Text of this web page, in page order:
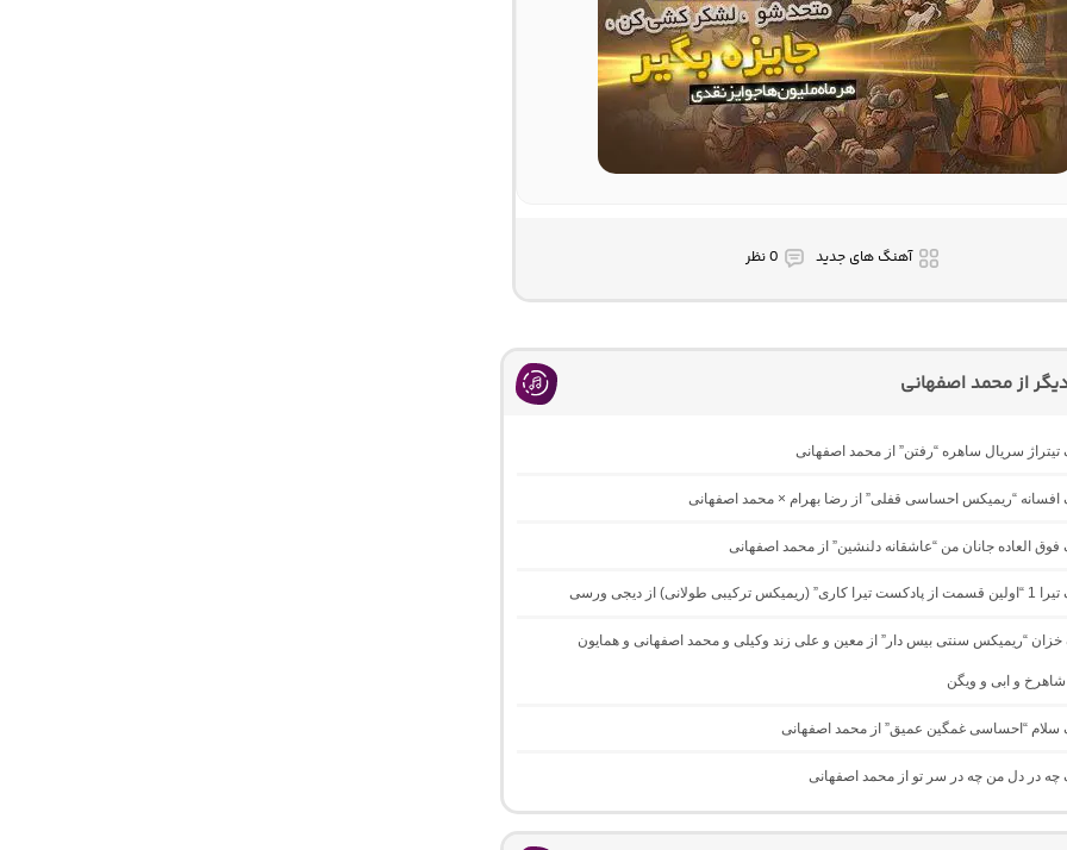
آهنگ های جدید 0 نظر
از محمد اصفهانی
تیتراژ سریال ساهره “رفتن” از محمد اصفهانی
افسانه “ریمیکس احساسی قفلی” از رضا بهرام × محمد اصفهانی
فوق العاده جانان من “عاشقانه دلنشین” از محمد اصفهانی
طولانی) از دیجی ورسی
خزان “ریمیکس سنتی بیس دار” از معین و علی زند وکیلی و محمد اصفهانی و همایون
و ابی و ویگن
سلام “احساسی غمگین عمیق” از محمد اصفهانی
چه در دل من چه در سر تو از محمد اصفهانی